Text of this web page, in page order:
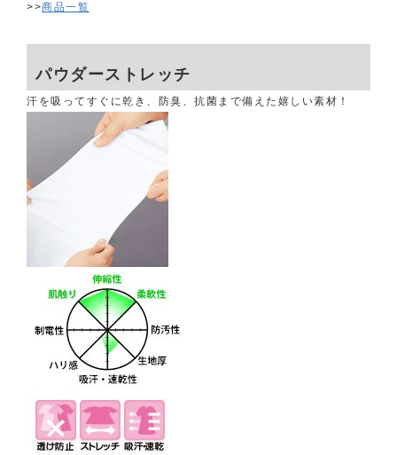
>>商品一覧
パウダーストレッチ
汗を吸ってすぐに乾き、防臭、抗菌まで備えた嬉しい素材！